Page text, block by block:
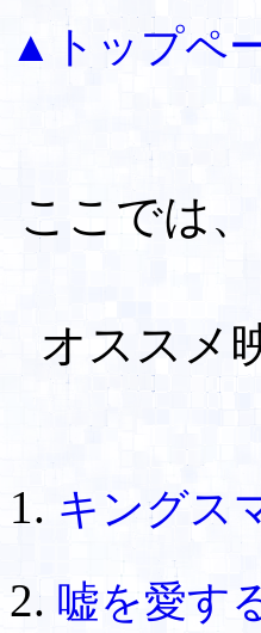
▲トップペ
ここでは
オススメ
キング
嘘を愛す